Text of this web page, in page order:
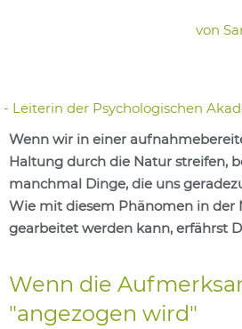
von
- Leiterin der Psychologischen
Wenn wir in einer
Haltung durch die Natur streifen,
manchmal Dinge, die uns
Wie mit diesem Phänomen in der
gearbeitet werden kann, erfährst
Wenn die
"angezogen wird"